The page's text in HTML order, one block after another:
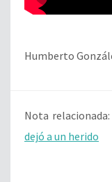
Humberto
Nota relacionada:
dejó a un herido